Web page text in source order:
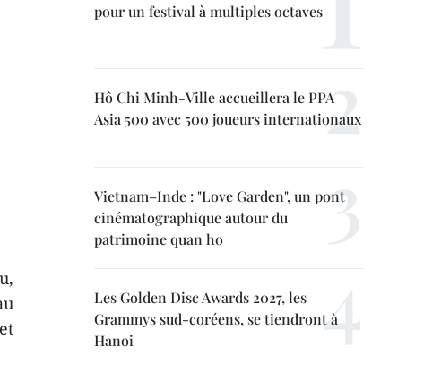
pour un festival à multiples octaves
Hô Chi Minh-Ville accueillera le PPA
Asia 500 avec 500 joueurs internationaux
Vietnam–Inde : "Love Garden", un pont
cinématographique autour du
patrimoine quan ho
Les Golden Disc Awards 2027, les
Grammys sud-coréens, se tiendront à
Hanoi